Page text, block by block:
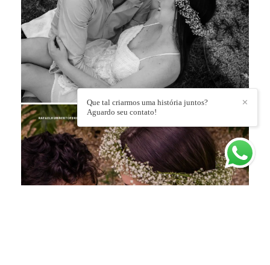
✕
Que tal criarmos uma história juntos?
Aguardo seu contato!